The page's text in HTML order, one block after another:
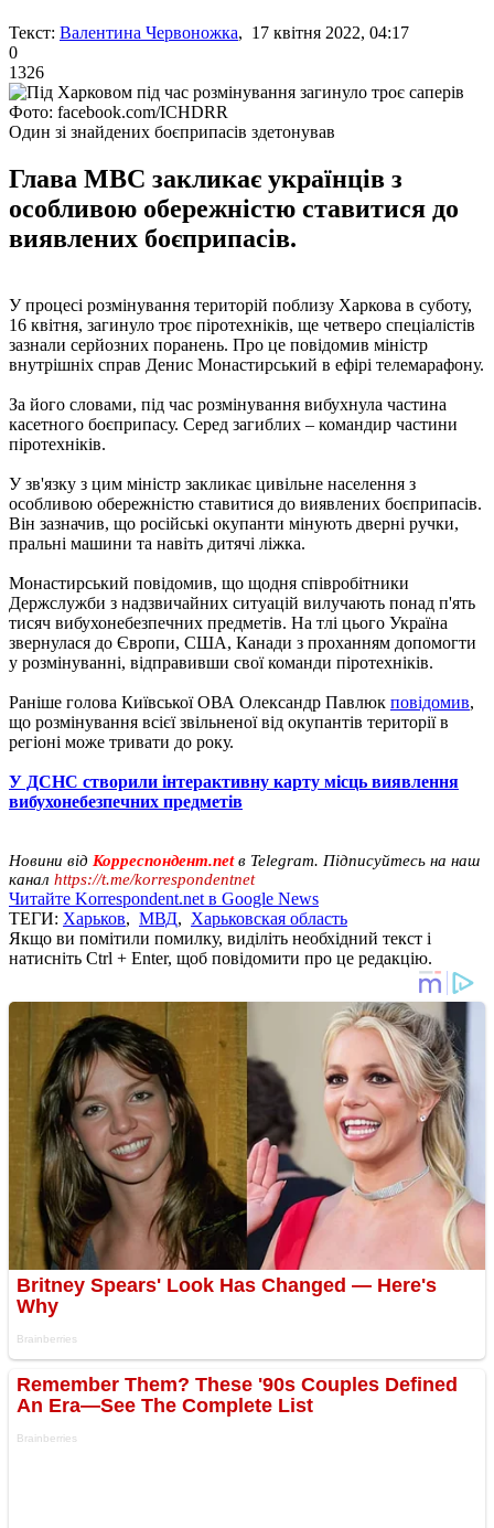
Текст: Валентина Червоножка, 17 квітня 2022, 04:17
0
1326
Фото: facebook.com/ICHDRR
Один зі знайдених боєприпасів здетонував
Глава МВС закликає українців з
особливою обережністю ставитися до
виявлених боєприпасів.
У процесі розмінування територій поблизу Харкова в суботу,
16 квітня, загинуло троє піротехніків, ще четверо спеціалістів
зазнали серйозних поранень. Про це повідомив міністр
внутрішніх справ Денис Монастирський в ефірі телемарафону.
За його словами, під час розмінування вибухнула частина
касетного боєприпасу. Серед загиблих – командир частини
піротехніків.
У зв'язку з цим міністр закликає цивільне населення з
особливою обережністю ставитися до виявлених боєприпасів.
Він зазначив, що російські окупанти мінують дверні ручки,
пральні машини та навіть дитячі ліжка.
Монастирський повідомив, що щодня співробітники
Держслужби з надзвичайних ситуацій вилучають понад п'ять
тисяч вибухонебезпечних предметів. На тлі цього Україна
звернулася до Європи, США, Канади з проханням допомогти
у розмінуванні, відправивши свої команди піротехніків.
Раніше голова Київської ОВА Олександр Павлюк повідомив,
що розмінування всієї звільненої від окупантів території в
регіоні може тривати до року.
У ДСНС створили інтерактивну карту місць виявлення
вибухонебезпечних предметів
Новини від Корреспондент.netв Telegram. Підписуйтесь на наш
канал https://t.me/korrespondentnet
Читайте Korrespondent.net в Google News
ТЕГИ: Харьков, МВД, Харьковская область
Якщо ви помітили помилку, виділіть необхідний текст і
натисніть Ctrl + Enter, щоб повідомити про це редакцію.